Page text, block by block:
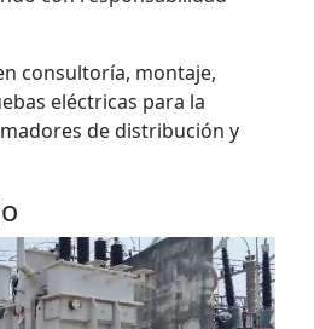
consultoría, montaje,
eléctricas para la
de distribución y